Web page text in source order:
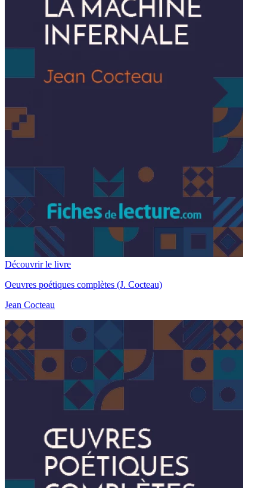
Découvrir le livre
Oeuvres poétiques complètes (J. Cocteau)
Jean Cocteau